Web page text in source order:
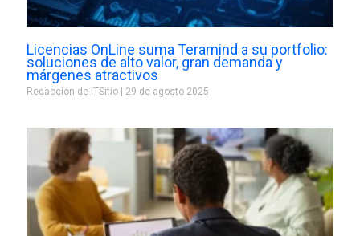
Licencias OnLine suma Teramind a su portfolio:
soluciones de alto valor, gran demanda y
márgenes atractivos
Redacción de ITSitio 29 de agosto 2025